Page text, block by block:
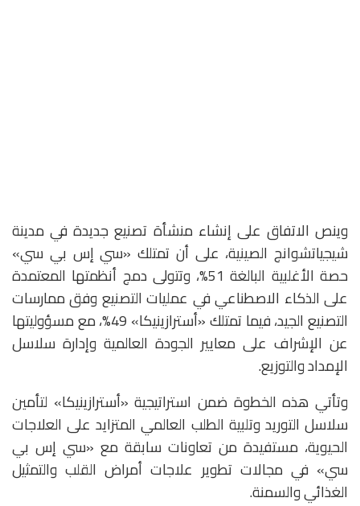
وينص الاتفاق على إنشاء منشأة تصنيع جديدة في مدينة
شيجياتشوانج الصينية، على أن تمتلك «سي إس بي سي»
حصة الأغلبية البالغة 51%، وتتولى دمج أنظمتها المعتمدة
على الذكاء الاصطناعي في عمليات التصنيع وفق ممارسات
التصنيع الجيد، فيما تمتلك «أسترازينيكا» 49%، مع مسؤوليتها
عن الإشراف على معايير الجودة العالمية وإدارة سلاسل
الإمداد والتوزيع.
وتأتي هذه الخطوة ضمن استراتيجية «أسترازينيكا» لتأمين
سلاسل التوريد وتلبية الطلب العالمي المتزايد على العلاجات
الحيوية، مستفيدة من تعاونات سابقة مع «سي إس بي
سي» في مجالات تطوير علاجات أمراض القلب والتمثيل
الغذائي والسمنة.